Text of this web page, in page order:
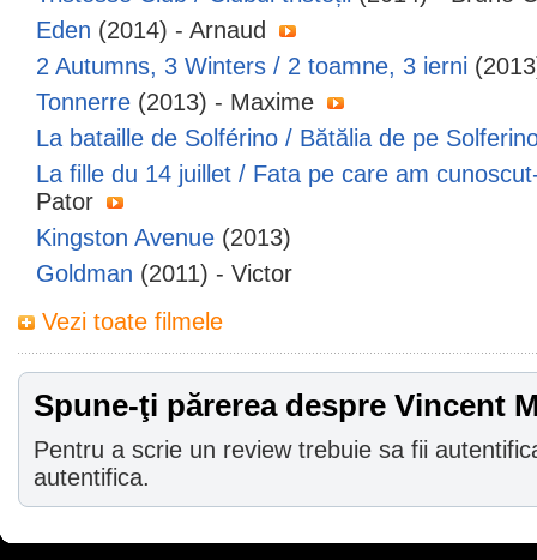
Eden (2014) - Arnaud
2 Autumns, 3 Winters / 2 toamne, 3 ierni
Tonnerre (2013) - Maxime
La bataille de Solférino / Bătălia de pe
La fille du 14 juillet / Fata pe care am
Pator
Kingston Avenue (2013)
Goldman (2011) - Victor
Vezi toate filmele
Spune-ţi părerea despre Vincent
Pentru a scrie un review trebuie sa fii
autentifica.